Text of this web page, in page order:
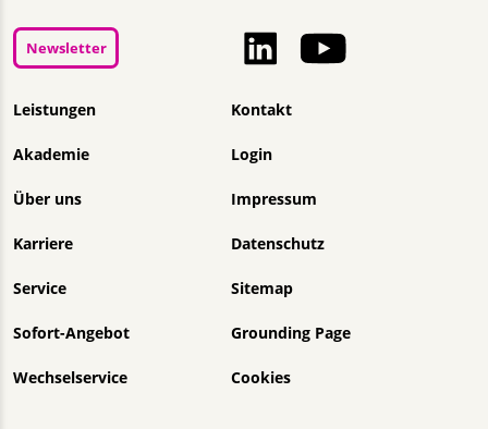
Navigation überspringen
Leistungen
Akademie
Über uns
Karriere
Service
Sofort-Angebot
Wechselservice
Kontakt
Login
Impressum
Datenschutz
Sitemap
Grounding Page
Cookies
Newsletter